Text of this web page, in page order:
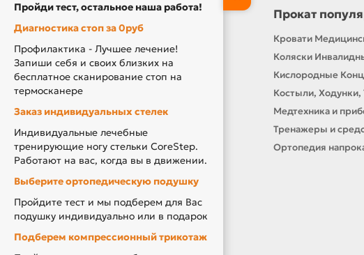
Информация
О нас
Производители
Новости
Оплата и доставка
Подарочный сертификат
Товары по Акции
Акция Вторая Жизнь
Акция Скидка за Отзыв
Компенсация за ТСР
Прокат
Кровати
Коляски
Кислородные
Костыли, Ходунки,
Медтехника и
Тренажеры и
Ортопедия
Пройди тест, остальное наша работа!
Диагностика стоп за 0руб
Профилактика - Лучшее лечение!
Запиши себя и своих близких на
бесплатное сканирование стоп на
термосканере
Заказ индивидуальных стелек
Индивидуальные лечебные
тренирующие ногу стельки CoreStep.
Работают на вас, когда вы в движении.
Выберите ортопедическую подушку
Пройдите тест и мы подберем для Вас
подушку индивидуально или в подарок
Подберем компрессионный трикотаж